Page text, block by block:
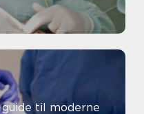
til moderne